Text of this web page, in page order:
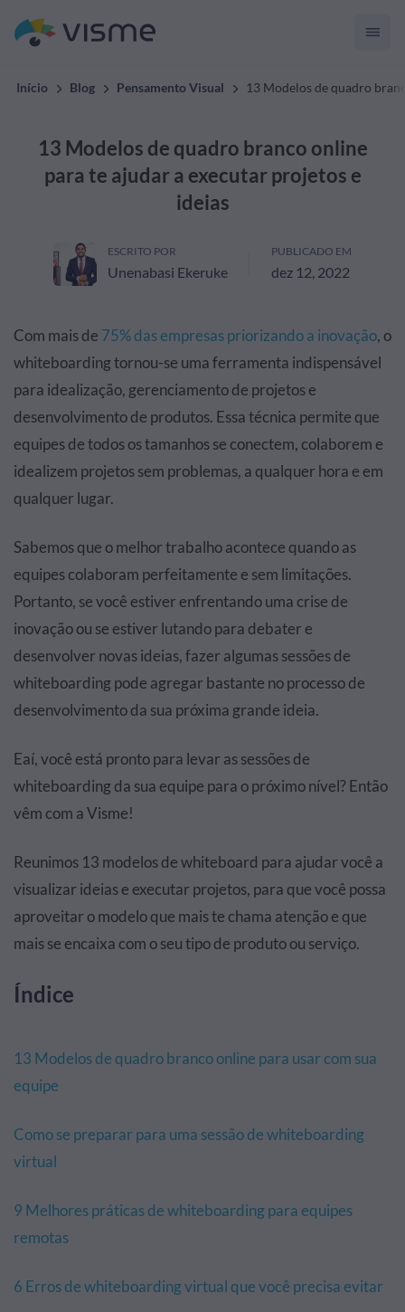
Início Blog Pensamento Visual 13 Modelos de quadro
13 Modelos de quadro branco online
para te ajudar a executar projetos e
ideias
ESCRITO POR
Unenabasi Ekeruke
PUBLICADO EM
dez 12, 2022
Com mais de 75% das empresas priorizando a inovação, o
whiteboarding tornou-se uma ferramenta indispensável
para idealização, gerenciamento de projetos e
desenvolvimento de produtos. Essa técnica permite que
equipes de todos os tamanhos se conectem, colaborem e
idealizem projetos sem problemas, a qualquer hora e em
qualquer lugar.
Sabemos que o melhor trabalho acontece quando as
equipes colaboram perfeitamente e sem limitações.
Portanto, se você estiver enfrentando uma crise de
inovação ou se estiver lutando para debater e
desenvolver novas ideias, fazer algumas sessões de
whiteboarding pode agregar bastante no processo de
desenvolvimento da sua próxima grande ideia.
Eaí, você está pronto para levar as sessões de
whiteboarding da sua equipe para o próximo nível? Então
vêm com a Visme!
Reunimos 13 modelos de whiteboard para ajudar você a
visualizar ideias e executar projetos, para que você possa
aproveitar o modelo que mais te chama atenção e que
mais se encaixa com o seu tipo de produto ou serviço.
Índice
13 Modelos de quadro branco online para usar com sua
equipe
Como se preparar para uma sessão de whiteboarding
virtual
9 Melhores práticas de whiteboarding para equipes
remotas
6 Erros de whiteboarding virtual que você precisa evitar